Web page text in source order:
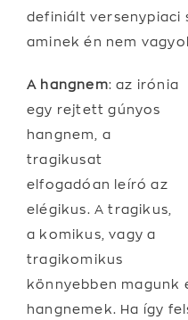
definiált versenypiaci
aminek én nem
A hangnem: az irónia
egy rejtett gúnyos
hangnem, a
tragikusat
elfogadóan leíró az
elégikus. A tragikus,
a komikus, vagy a
tragikomikus
könnyebben magunk
hangnemek. Ha így